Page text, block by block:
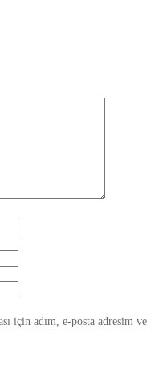
için adım, e-posta adresim ve